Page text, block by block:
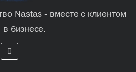
Nastas - вместе с клиентом
бизнесе.